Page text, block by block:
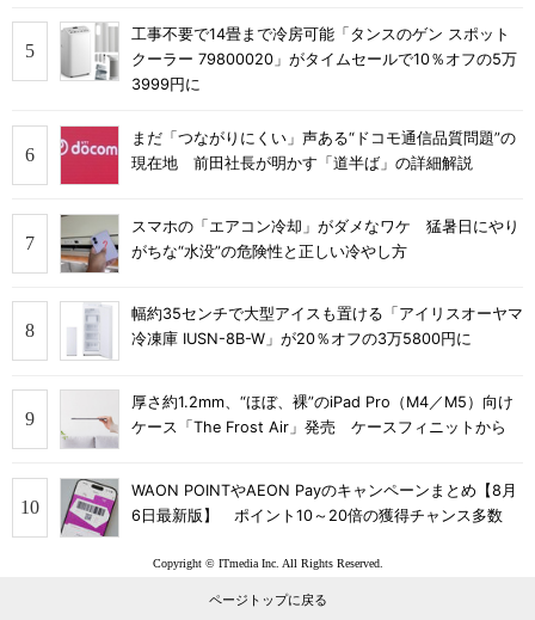
工事不要で14畳まで冷房可能「タンスのゲン スポット
クーラー 79800020」がタイムセールで10％オフの5万
3999円に
まだ「つながりにくい」声ある“ドコモ通信品質問題”の
現在地 前田社長が明かす「道半ば」の詳細解説
スマホの「エアコン冷却」がダメなワケ 猛暑日にやり
がちな“水没”の危険性と正しい冷やし方
幅約35センチで大型アイスも置ける「アイリスオーヤマ
冷凍庫 IUSN-8B-W」が20％オフの3万5800円に
厚さ約1.2mm、“ほぼ、裸”のiPad Pro（M4／M5）向け
ケース「The Frost Air」発売 ケースフィニットから
WAON POINTやAEON Payのキャンペーンまとめ【8月
6日最新版】 ポイント10～20倍の獲得チャンス多数
Copyright © ITmedia Inc. All Rights Reserved.
ページトップに戻る